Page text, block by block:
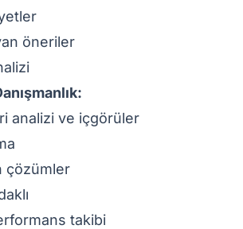
öneriler
analizi ve içgörüler
çözümler
takibi